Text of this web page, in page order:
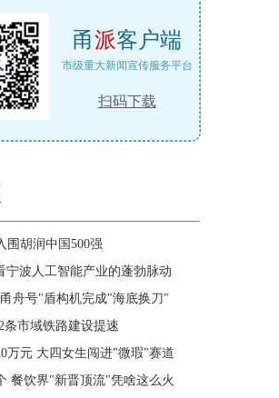
甬派客户端
市级重大新闻宣传服务平台
扫码下载
围胡润中国500强
宁波人工智能产业的蓬勃脉动
舟号"盾构机完成"海底换刀"
条市域铁路建设提速
万元 大四女生闯进"微瑕"赛道
餐饮界"新晋顶流"凭啥这么火